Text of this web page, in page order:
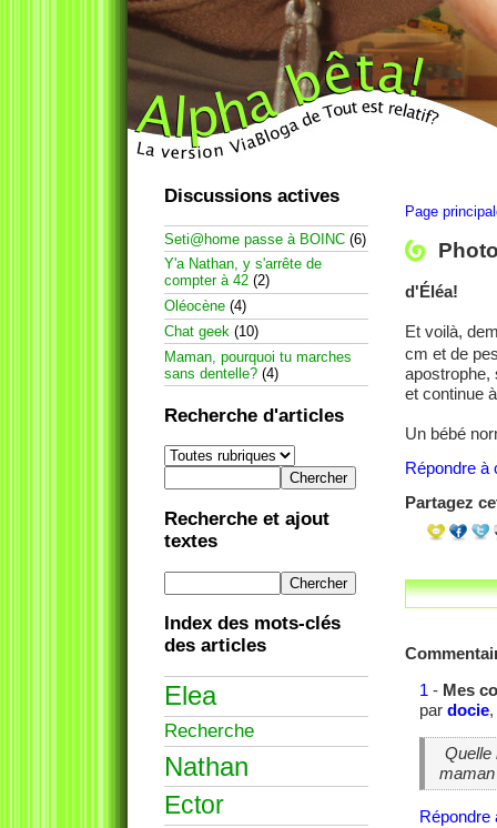
Page
d'Éléa!
Et voilà,
cm et de
apostrophe,
et continue
Un bébé
Répondre à
Partagez
1 - Mes
par docie,
Quelle
Répondre
Discussions actives
Seti@home passe à BOINC (6)
Y'a Nathan, y s'arrête de
compter à 42 (2)
Oléocène (4)
Chat geek (10)
Maman, pourquoi tu marches
sans dentelle? (4)
Recherche d'articles
Recherche et ajout
textes
Index des mots-clés
des articles
Elea
Recherche
Nathan
Ector